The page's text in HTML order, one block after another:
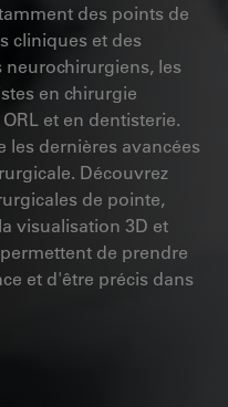
des points de
cliniques et des
les
en chirurgie
et en dentisterie.
les dernières avancées
Découvrez
de pointe,
visualisation 3D et
de prendre
et d'être précis dans